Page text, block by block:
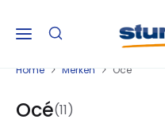
Home Merken Océ
Océ(11)